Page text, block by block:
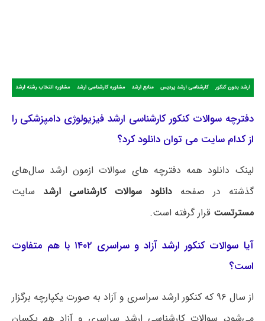
دفترچه سوالات کنکور کارشناسی ارشد فیزیولوژی دامپزشکی را
از کدام سایت می توان دانلود کرد؟
لینک دانلود همه دفترچه های سوالات ازمون ارشد سال‌های
گذشته در صفحه
دانلود سوالات کارشناسی ارشد
سایت
مسترتست قرار گرفته است.
آیا سوالات کنکور ارشد آزاد و سراسری ۱۴۰۲ با هم متفاوت
است؟
از سال ۹۶ که کنکور ارشد سراسری و آزاد به صورت یکپارچه برگزار